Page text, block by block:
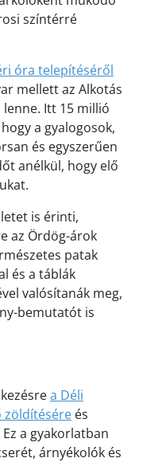
színtérré
óra telepítéséről
mellett az Alkotás
Itt 15 millió
a gyalogosok,
és egyszerűen
anélkül, hogy elő
is érinti,
az Ördög-árok
patak
és a táblák
valósítanák meg,
bemutatót is
a Déli
zöldítésére és
a gyakorlatban
árnyékolók és